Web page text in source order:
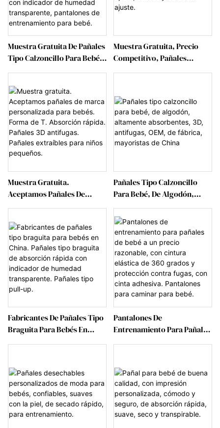
Muestra Gratuita De Pañales
Tipo Calzoncillo Para Bebé
De Grado A, Alta Absorción,
Pañales Tipo Pull-Up Con
Indicador De Humedad
Transparente, Pantalones
De Entrenamiento Para
Bebé.
Muestra Gratuita, Precio
Competitivo, Pañales
Desechables Personalizados
Ajuste.
Muestra Gratuita.
Aceptamos Pañales De
Marca Personalizada Para
Absorción Rápida. Pañales
3D Antifugas. Pañales
Extraíbles Para Niños
Pequeños.
Pañales Tipo Calzoncillo
Para Bebé, De Algodón,
Altamente Absorbentes, 3D,
Antifugas, OEM, De Fábrica,
Mayoristas De China
Fabricantes De Pañales Tipo
Braguita Para Bebés En
Transparente. Pañales Tipo
Pull-Up.
Pantalones De
Entrenamiento Para Pañales
Protección Contra Fugas,
Con Cinta Adhesiva.
Pantalones Para Caminar
Para Bebé.